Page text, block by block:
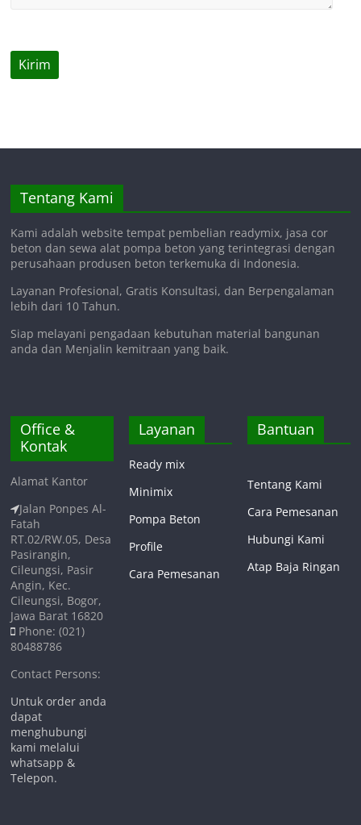
Tentang Kami
Kami adalah website tempat pembelian readymix, jasa cor
beton dan sewa alat pompa beton yang terintegrasi dengan
perusahaan produsen beton terkemuka di Indonesia.
Layanan Profesional, Gratis Konsultasi, dan Berpengalaman
lebih dari 10 Tahun.
Siap melayani pengadaan kebutuhan material bangunan
anda dan Menjalin kemitraan yang baik.
Office &
Kontak
Alamat Kantor
Jalan Ponpes Al-
Fatah
RT.02/RW.05, Desa
Pasirangin,
Cileungsi, Pasir
Angin, Kec.
Cileungsi, Bogor,
Jawa Barat 16820
Phone: (021)
80488786
Contact Persons:
Untuk order anda
dapat
menghubungi
kami melalui
whatsapp &
Telepon.
Layanan
Ready mix
Minimix
Pompa Beton
Profile
Cara Pemesanan
Bantuan
Tentang Kami
Cara Pemesanan
Hubungi Kami
Atap Baja Ringan